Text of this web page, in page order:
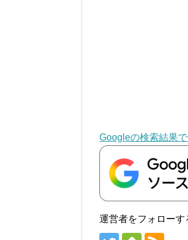
Googleの検索結果
運営者をフォローす